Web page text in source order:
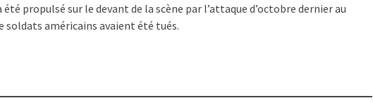
été propulsé sur le devant de la scène par l’attaque d’octobre dernier au
soldats américains avaient été tués.